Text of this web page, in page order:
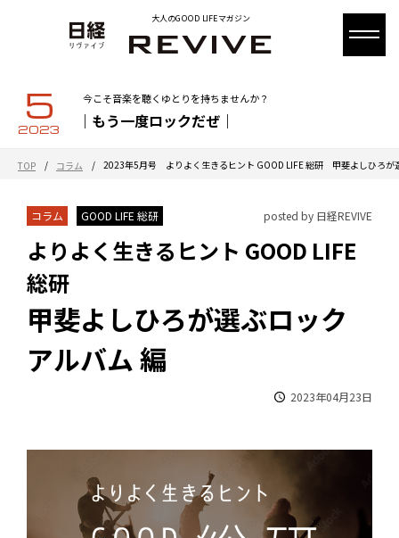
大人のGOOD LIFEマガジン
5
2023
今こそ音楽を聴くゆとりを持ちませんか？
｜もう一度ロックだぜ｜
TOP / コラム / 2023年5月号 よりよく生きるヒント GOOD LIFE 総研 甲斐よしひろが
コラム GOOD LIFE 総研 posted by 日経REVIVE
よりよく生きるヒント GOOD LIFE
総研
甲斐よしひろが選ぶロック
アルバム 編
2023年04月23日